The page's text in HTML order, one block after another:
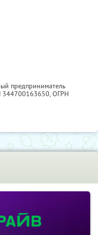
предприниматель
, ОГРН